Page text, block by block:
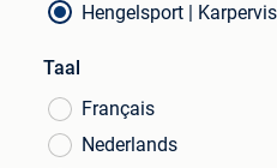
Hengelsport |
Taal
Français
Nederlands